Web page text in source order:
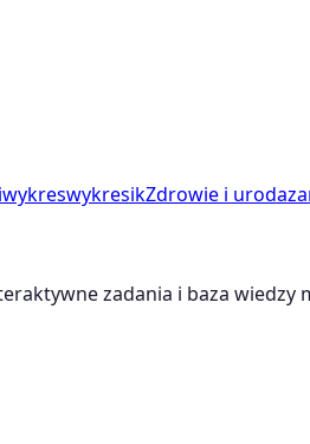
wykreswykresikZdrowie i uroda
zadania i baza wiedzy